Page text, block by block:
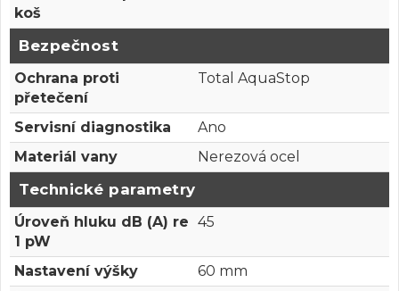
koš
Bezpečnost
Ochrana proti
přetečení
Total AquaStop
Servisní diagnostika
Ano
Materiál vany
Nerezová ocel
Technické parametry
Úroveň hluku dB (A) re
1 pW
45
Nastavení výšky
60 mm